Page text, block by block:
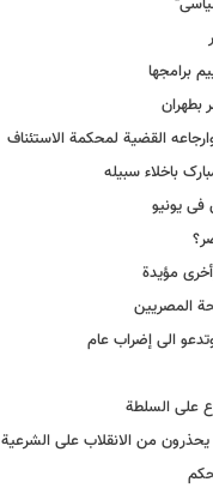
برامجها
بطهران
القضیة لمحکمة الاستئناف
باخلاء سبیله
فی یونیو
مؤیدة
المصریین
الى إضراب عام
على السلطة
من الانقلاب على الشرعیة